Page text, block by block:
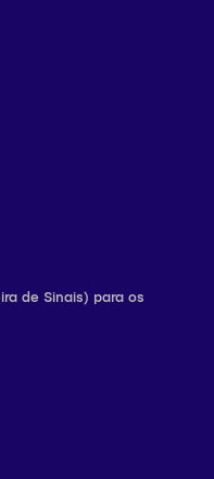
de Sinais) para os